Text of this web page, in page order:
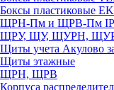
Боксы пластиковые
ЩРН-Пм и ЩРВ-Пм
ЩРУ, ЩУ, ЩУРН,
Щиты учета Акулово
Щиты этажные
ЩРН, ЩРВ
Корпуса